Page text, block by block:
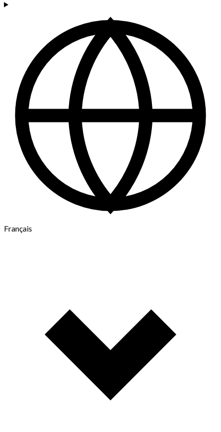
Français